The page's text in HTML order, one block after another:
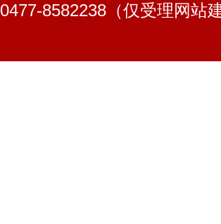
0477-8582238（仅受理网站